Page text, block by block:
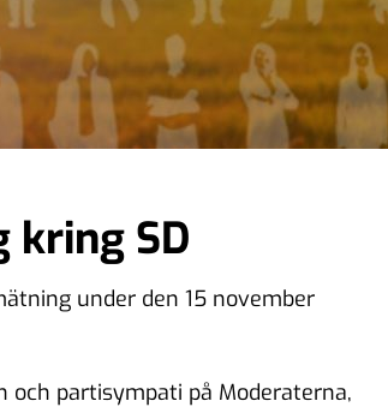
kring SD
under den 15 november
och partisympati på Moderaterna,